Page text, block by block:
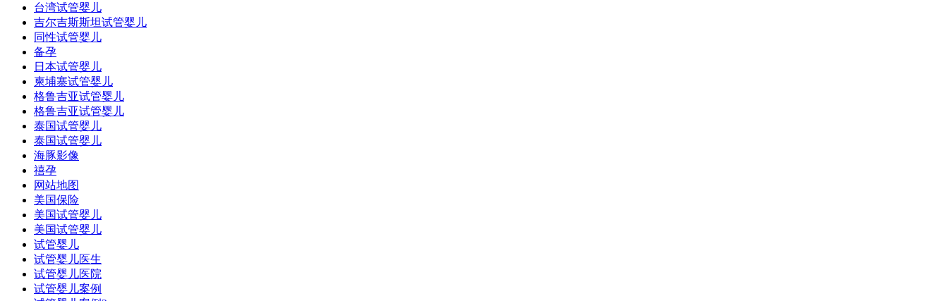
台湾试管婴儿
吉尔吉斯斯坦试管婴儿
同性试管婴儿
备孕
日本试管婴儿
柬埔寨试管婴儿
格鲁吉亚试管婴儿
格鲁吉亚试管婴儿
泰国试管婴儿
泰国试管婴儿
海豚影像
禧孕
网站地图
美国保险
美国试管婴儿
美国试管婴儿
试管婴儿
试管婴儿医生
试管婴儿医院
试管婴儿案例